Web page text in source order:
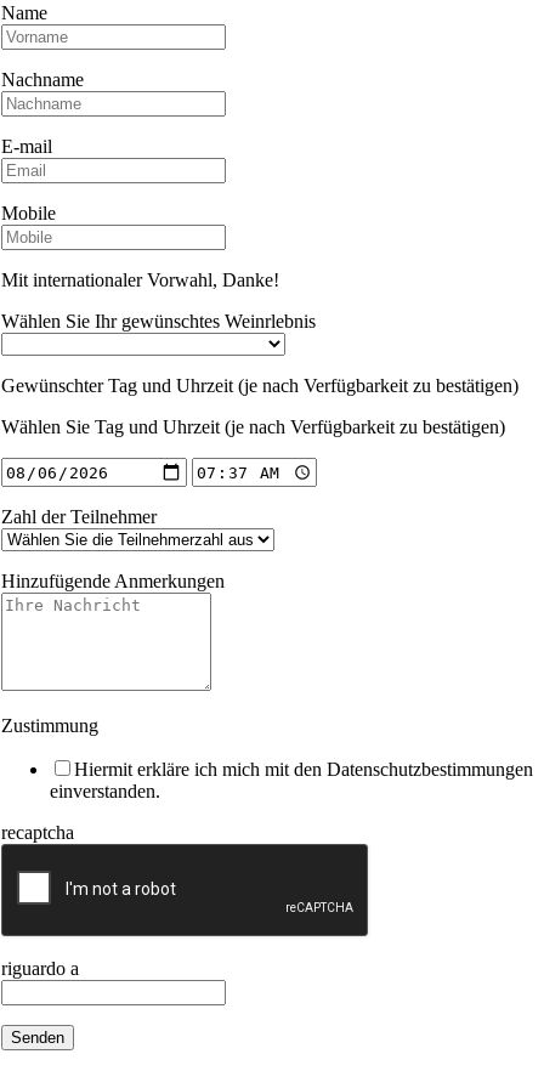
Name
Nachname
E-mail
Mobile
Mit internationaler Vorwahl, Danke!
Wählen Sie Ihr gewünschtes Weinrlebnis
Gewünschter Tag und Uhrzeit (je nach Verfügbarkeit zu bestätigen)
Wählen Sie Tag und Uhrzeit (je nach Verfügbarkeit zu bestätigen)
Zahl der Teilnehmer
Hinzufügende Anmerkungen
Zustimmung
Hiermit erkläre ich mich mit den Datenschutzbestimmungen
einverstanden.
recaptcha
riguardo a
Senden